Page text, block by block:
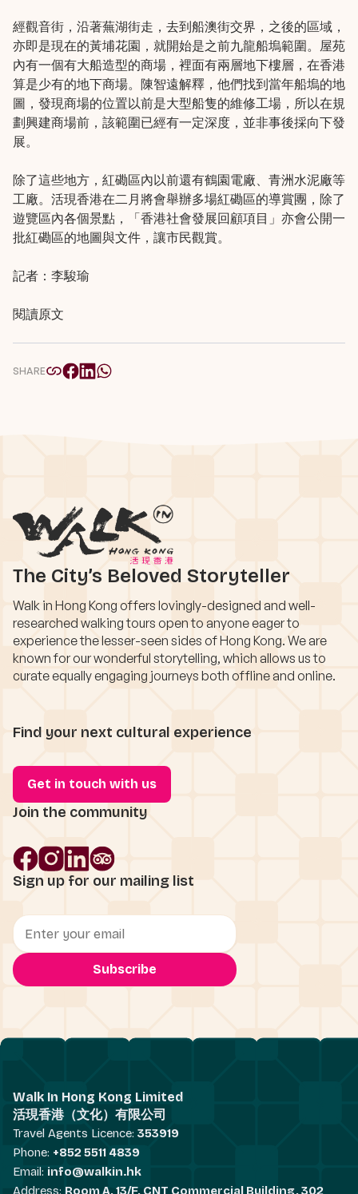
經觀音街，沿著蕪湖街走，去到船澳街交界，之後的區域，
亦即是現在的黃埔花園，就開始是之前九龍船塢範圍。屋苑
內有一個有大船造型的商場，裡面有兩層地下樓層，在香港
算是少有的地下商場。陳智遠解釋，他們找到當年船塢的地
圖，發現商場的位置以前是大型船隻的維修工場，所以在規
劃興建商場前，該範圍已經有一定深度，並非事後採向下發
展。
除了這些地方，紅磡區內以前還有鶴園電廠、青洲水泥廠等
工廠。活現香港在二月將會舉辦多場紅磡區的導賞團，除了
遊覽區內各個景點，「香港社會發展回顧項目」亦會公開一
批紅磡區的地圖與文件，讓市民觀賞。
記者：李駿瑜
閱讀原文
SHARE
The City’s Beloved Storyteller
Walk in Hong Kong offers lovingly-designed and well-
researched walking tours open to anyone eager to
experience the lesser-seen sides of Hong Kong. We are
known for our wonderful storytelling, which allows us to
curate equally engaging journeys both offline and online.
Find your next cultural experience
Get in touch with us
Join the community
Sign up for our mailing list
Walk In Hong Kong Limited
活現香港（文化）有限公司
Travel Agents Licence: 353919
Phone: +852 5511 4839
Email: info@walkin.hk
Address: Room A, 13/F, CNT Commercial Building, 302